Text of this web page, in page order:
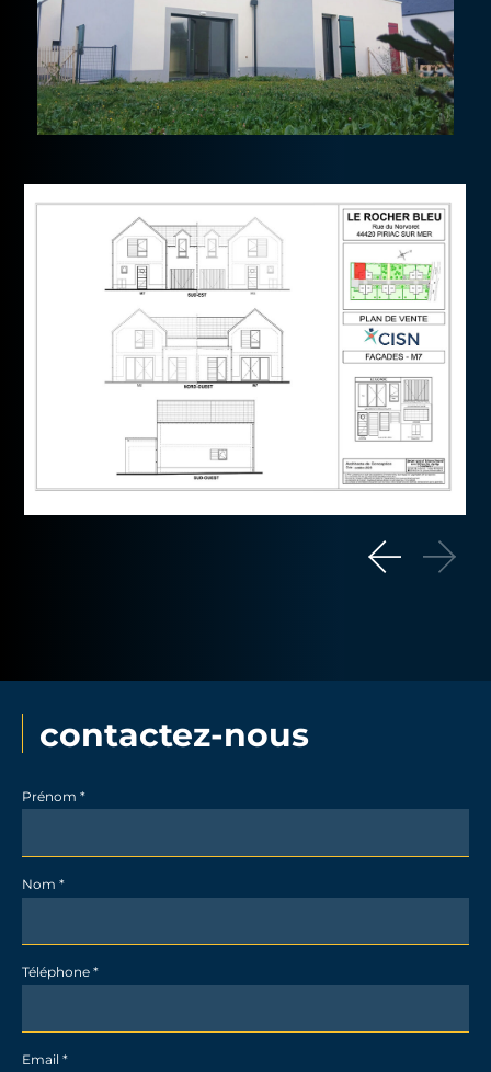
contactez-nous
Contact
-
détail
Prénom*
Nom*
Téléphone*
Email*